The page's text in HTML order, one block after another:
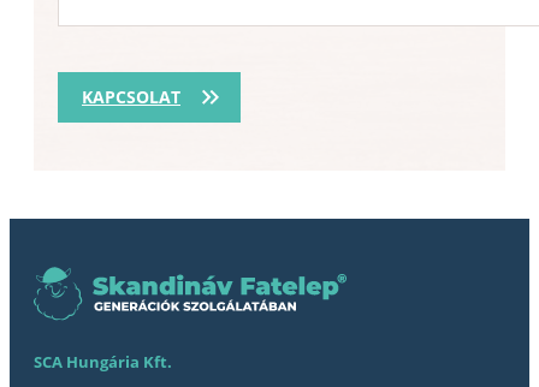
KAPCSOLAT
SCA Hungária Kft.